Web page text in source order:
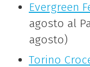
Evergreen
agosto al
agosto)
Torino